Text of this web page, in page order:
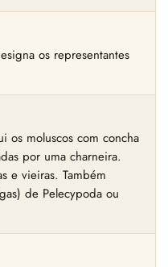
os representantes
os moluscos com concha
por uma charneira.
e vieiras. Também
de Pelecypoda ou